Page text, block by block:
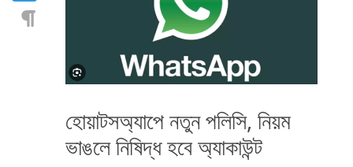
হোয়াটসঅ্যাপে নতুন পলিসি, নিয়ম
ভাঙলে নিষিদ্ধ হবে অ্যাকাউন্ট